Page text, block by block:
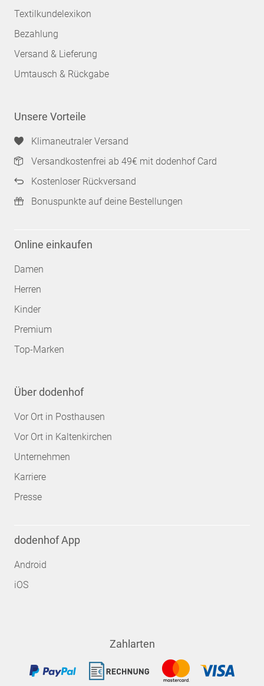
Textilkundelexikon
Bezahlung
Versand & Lieferung
Umtausch & Rückgabe
Unsere Vorteile
Klimaneutraler Versand
Versandkostenfrei ab 49€ mit dodenhof Card
Kostenloser Rückversand
Bonuspunkte auf deine Bestellungen
Online einkaufen
Damen
Herren
Kinder
Premium
Top-Marken
Über dodenhof
Vor Ort in Posthausen
Vor Ort in Kaltenkirchen
Unternehmen
Karriere
Presse
dodenhof App
Android
iOS
Zahlarten